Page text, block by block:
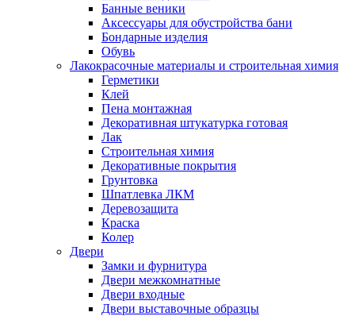
Банные веники
Аксессуары для обустройства бани
Бондарные изделия
Обувь
Лакокрасочные материалы и строительная химия
Герметики
Клей
Пена монтажная
Декоративная штукатурка готовая
Лак
Строительная химия
Декоративные покрытия
Грунтовка
Шпатлевка ЛКМ
Деревозащита
Краска
Колер
Двери
Замки и фурнитура
Двери межкомнатные
Двери входные
Двери выставочные образцы